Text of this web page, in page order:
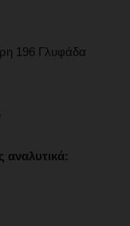
196 Γλυφάδα
αναλυτικά: